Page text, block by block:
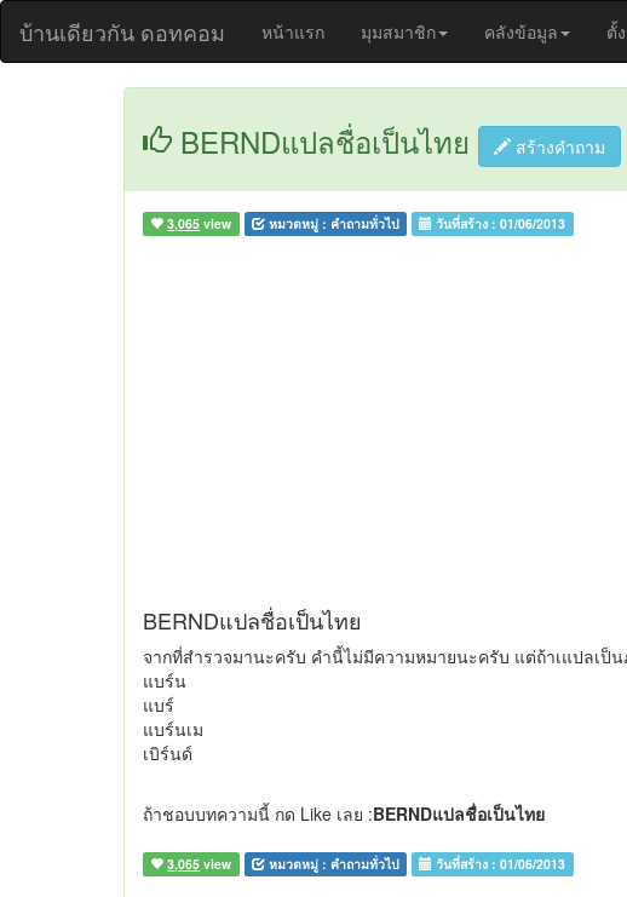
บ้านเดียวกัน ดอทคอม หน้าแรก มุมสมาชิก คลังข้อมูล ตั้
BERNDแปลชื่อเป็นไทย สร้างคำถาม
3,065 view หมวดหมู่ : คำถามทั่วไป วันที่สร้าง :01/06/2013
BERNDแปลชื่อเป็นไทย
จากที่สำรวจมานะครับ คำนี้ไม่มีความหมายนะครับ แต่ถ้าเแปลเป็
แบร์น
แบร์
แบร์นเม
เบิร์นด์
ถ้าชอบบทความนี้ กด Like เลย :BERNDแปลชื่อเป็นไทย
3,065 view หมวดหมู่ : คำถามทั่วไป วันที่สร้าง :01/06/2013